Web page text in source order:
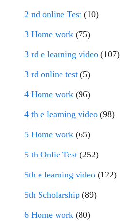
2 nd online Test (10)
3 Home work (75)
3 rd e learning video (107)
3 rd online test (5)
4 Home work (96)
4 th e learning video (98)
5 Home work (65)
5 th Onlie Test (252)
5th e learning video (122)
5th Scholarship (89)
6 Home work (80)